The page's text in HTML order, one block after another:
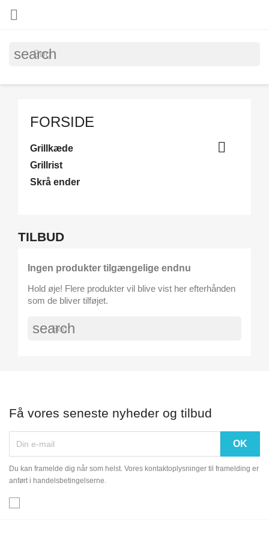

search
FORSIDE
Grillkæde 
Grillrist
Skrå ender
TILBUD
Ingen produkter tilgængelige endnu
Hold øje! Flere produkter vil blive vist her efterhånden
som de bliver tilføjet.
search
Få vores seneste nyheder og tilbud
Du kan framelde dig når som helst. Vores kontaktoplysninger til framelding er
anført i handelsbetingelserne.